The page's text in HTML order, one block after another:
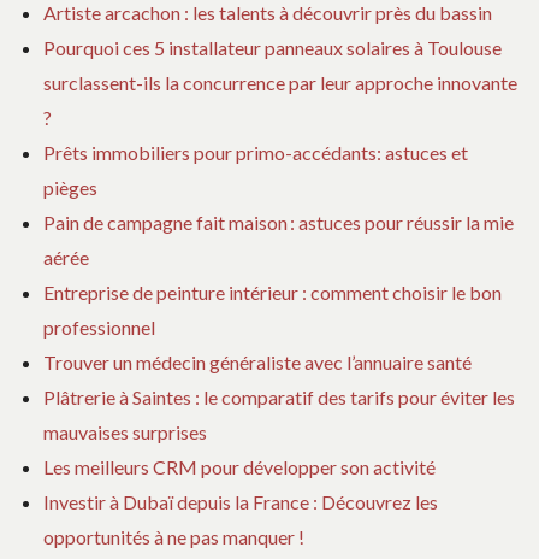
Artiste arcachon : les talents à découvrir près du bassin
Pourquoi ces 5 installateur panneaux solaires à Toulouse
surclassent-ils la concurrence par leur approche innovante
?
Prêts immobiliers pour primo-accédants: astuces et
pièges
Pain de campagne fait maison : astuces pour réussir la mie
aérée
Entreprise de peinture intérieur : comment choisir le bon
professionnel
Trouver un médecin généraliste avec l’annuaire santé
Plâtrerie à Saintes : le comparatif des tarifs pour éviter les
mauvaises surprises
Les meilleurs CRM pour développer son activité
Investir à Dubaï depuis la France : Découvrez les
opportunités à ne pas manquer !